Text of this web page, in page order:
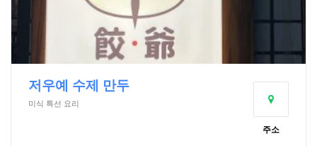
저우예 수제 만두
미식 특선 요리
주소